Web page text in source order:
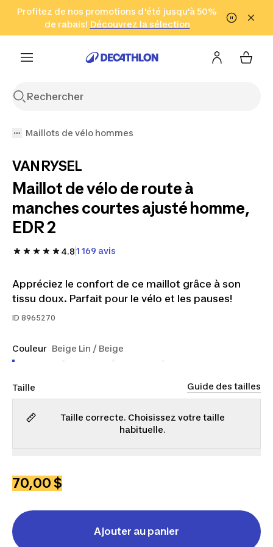
Aller à la recherche Aller au contenu Aller au pied de
Profitez de nos promotions d'été jusqu'à 50%
de rabais! Découvrez la sélection
Cliquez ici
en seulement 2 h!
(Zones sélectionnées)
Maillots de vélo hommes
VAN RYSEL
Maillot de vélo de route à
manches courtes ajusté homme,
EDR 2
4.81 169 avis
Appréciez le confort de ce maillot grâce à son
tissu doux. Parfait pour le vélo et les pauses!
ID 8965270
Couleur Beige Lin / Beige
Taille Guide des tailles
Taille correcte. Choisissez votre taille
habituelle.
70,00 $
Ajouter au panier